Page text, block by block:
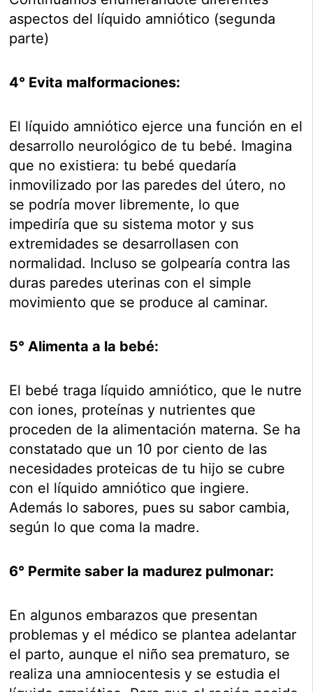
aspectos del líquido amniótico (segunda
parte)
4° Evita malformaciones:
El líquido amniótico ejerce una función en el
desarrollo neurológico de tu bebé. Imagina
que no existiera: tu bebé quedaría
inmovilizado por las paredes del útero, no
se podría mover libremente, lo que
impediría que su sistema motor y sus
extremidades se desarrollasen con
normalidad. Incluso se golpearía contra las
duras paredes uterinas con el simple
movimiento que se produce al caminar.
5° Alimenta a la bebé:
El bebé traga líquido amniótico, que le nutre
con iones, proteínas y nutrientes que
proceden de la alimentación materna. Se ha
constatado que un 10 por ciento de las
necesidades proteicas de tu hijo se cubre
con el líquido amniótico que ingiere.
Además lo sabores, pues su sabor cambia,
según lo que coma la madre.
6° Permite saber la madurez pulmonar:
En algunos embarazos que presentan
problemas y el médico se plantea adelantar
el parto, aunque el niño sea prematuro, se
realiza una amniocentesis y se estudia el